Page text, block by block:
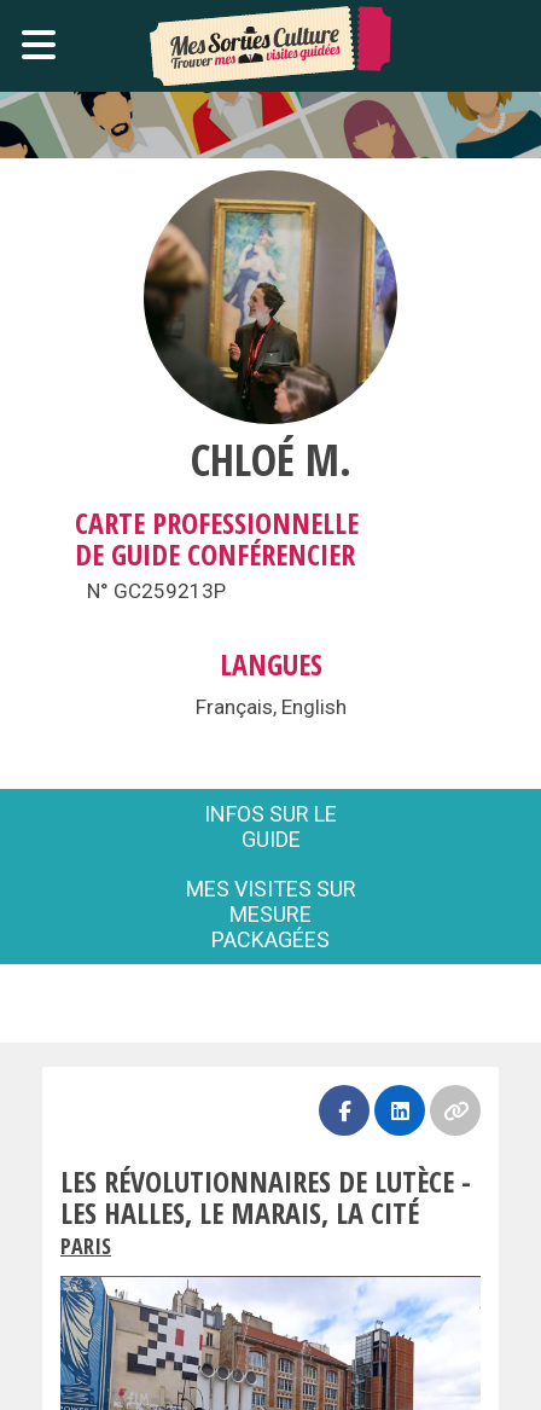
CHLOÉ M.
CARTE PROFESSIONNELLE
DE GUIDE CONFÉRENCIER
N° GC259213P
LANGUES
Français, English
INFOS SUR LE
GUIDE
MES VISITES SUR
MESURE
PACKAGÉES
LES RÉVOLUTIONNAIRES DE LUTÈCE -
LES HALLES, LE MARAIS, LA CITÉ
PARIS